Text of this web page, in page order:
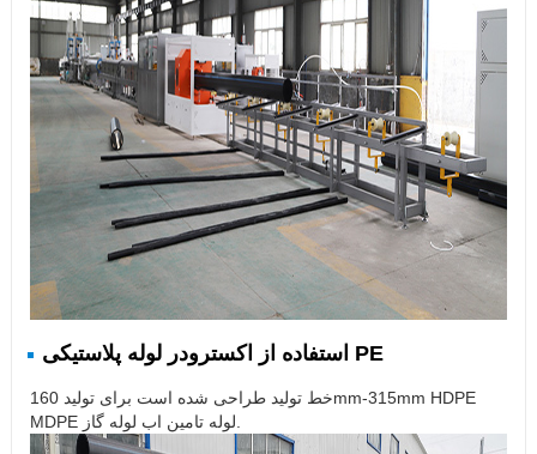
استفاده از اکسترودر لوله پلاستیکی PE
خط تولید طراحی شده است برای تولید 160mm-315mm HDPE